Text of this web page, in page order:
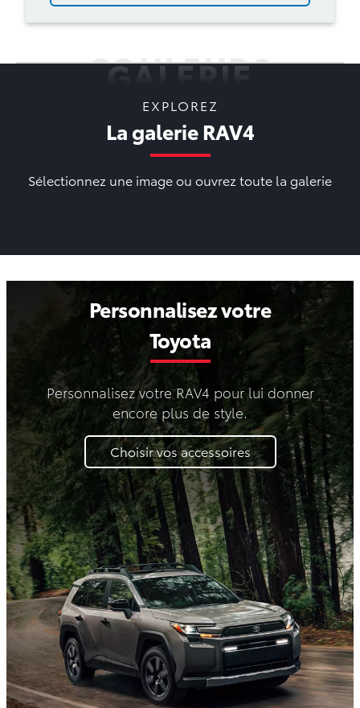
COULEURS
GALERIE
EXPLOREZ
La galerie RAV4
Sélectionnez une image ou ouvrez toute la galerie
Personnalisez votre
Toyota
Personnalisez votre RAV4 pour lui donner
encore plus de style.
Choisir vos accessoires